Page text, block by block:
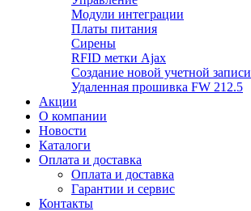
Модули интеграции
Платы питания
Сирены
RFID метки Ajax
Создание новой учетной записи
Удаленная прошивка FW 212.5
Акции
О компании
Новости
Каталоги
Оплата и доставка
Оплата и доставка
Гарантии и сервис
Контакты